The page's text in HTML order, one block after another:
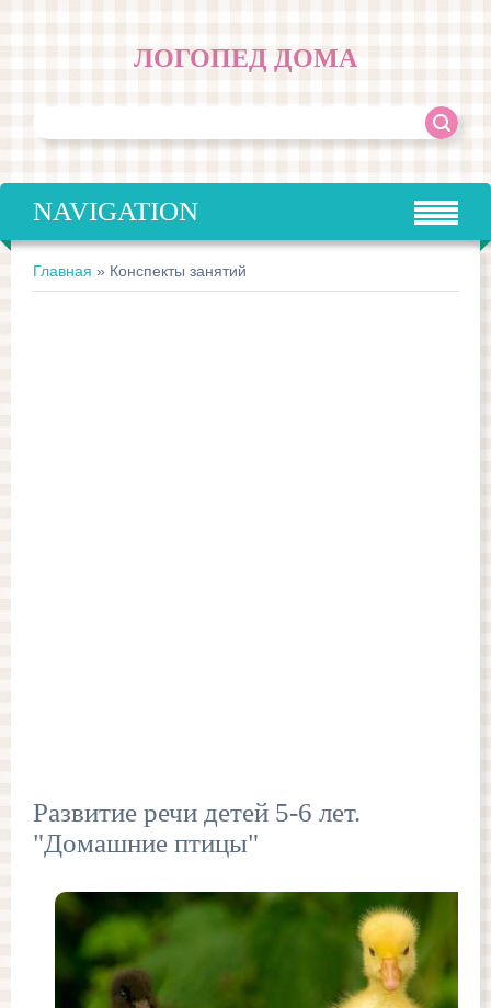
ЛОГОПЕД ДОМА
NAVIGATION
Главная » Конспекты занятий
Развитие речи детей 5-6 лет.
"Домашние птицы"